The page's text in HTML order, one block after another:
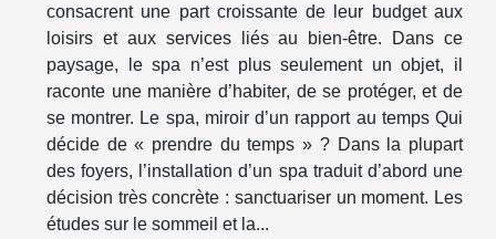
consacrent une part croissante de leur budget aux
loisirs et aux services liés au bien-être. Dans ce
paysage, le spa n’est plus seulement un objet, il
raconte une manière d’habiter, de se protéger, et de
se montrer. Le spa, miroir d’un rapport au temps Qui
décide de « prendre du temps » ? Dans la plupart
des foyers, l’installation d’un spa traduit d’abord une
décision très concrète : sanctuariser un moment. Les
études sur le sommeil et la...